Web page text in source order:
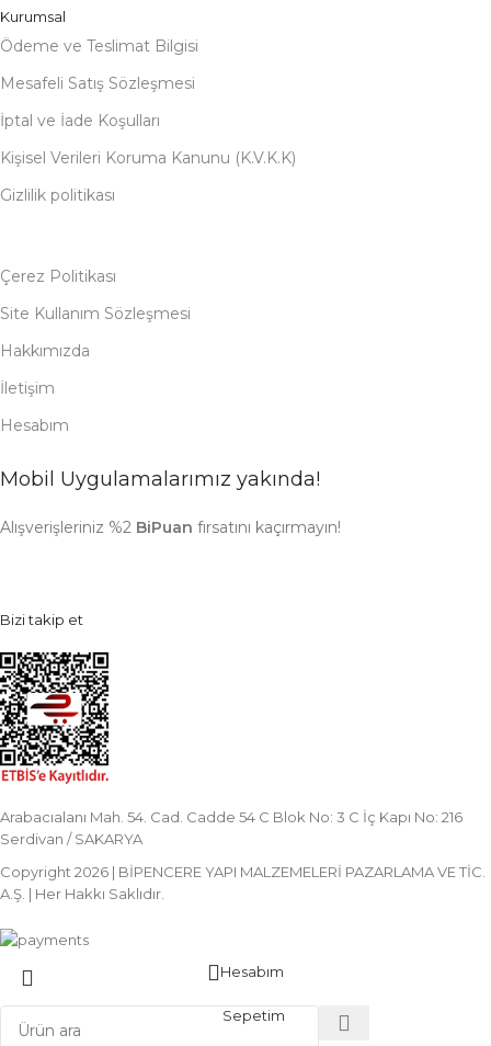
Kurumsal
Ödeme ve Teslimat Bilgisi
Mesafeli Satış Sözleşmesi
İptal ve İade Koşulları
Kişisel Verileri Koruma Kanunu (K.V.K.K)
Gizlilik politikası
Çerez Politikası
Site Kullanım Sözleşmesi
Hakkımızda
İletişim
Hesabım
Mobil Uygulamalarımız yakında!
Alışverişleriniz %2 BiPuan fırsatını kaçırmayın!
Bizi takip et
Arabacıalanı Mah. 54. Cad. Cadde 54 C Blok No: 3 C İç Kapı No: 216
Serdivan / SAKARYA
Copyright 2026 | BİPENCERE YAPI MALZEMELERİ PAZARLAMA VE TİC.
A.Ş. | Her Hakkı Saklıdır.
Hesabım
Sepetim